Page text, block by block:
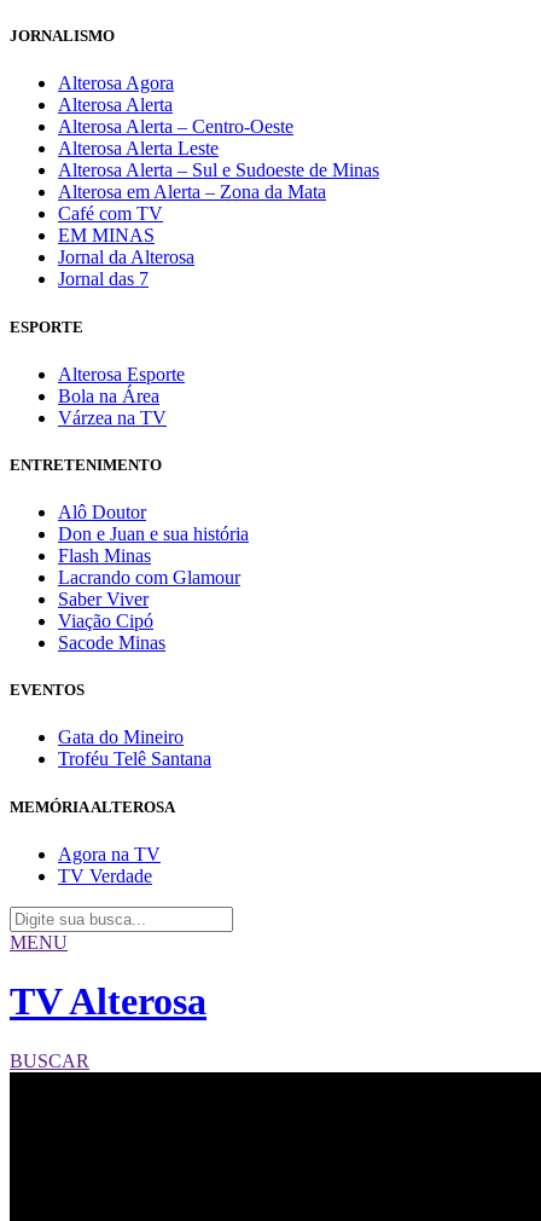
JORNALISMO
Alterosa Agora
Alterosa Alerta
Alterosa Alerta – Centro-Oeste
Alterosa Alerta Leste
Alterosa Alerta – Sul e Sudoeste de Minas
Alterosa em Alerta – Zona da Mata
Café com TV
EM MINAS
Jornal da Alterosa
Jornal das 7
ESPORTE
Alterosa Esporte
Bola na Área
Várzea na TV
ENTRETENIMENTO
Alô Doutor
Don e Juan e sua história
Flash Minas
Lacrando com Glamour
Saber Viver
Viação Cipó
Sacode Minas
EVENTOS
Gata do Mineiro
Troféu Telê Santana
MEMÓRIA ALTEROSA
Agora na TV
TV Verdade
MENU
TV Alterosa
BUSCAR